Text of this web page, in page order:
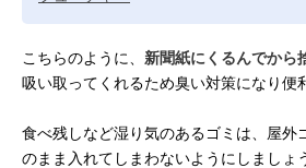
こちらのように、 新聞紙にくるんでから
吸い取ってくれるため臭い対策になり便
食べ残しなど湿り気のあるゴミは、屋外
のまま入れてしまわないようにしましょ